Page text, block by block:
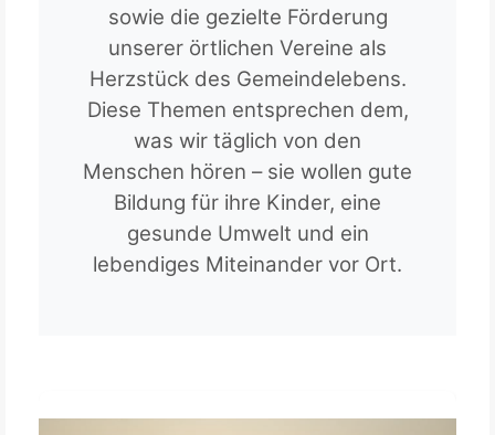
sowie die gezielte Förderung
unserer örtlichen Vereine als
Herzstück des Gemeindelebens.
Diese Themen entsprechen dem,
was wir täglich von den
Menschen hören – sie wollen gute
Bildung für ihre Kinder, eine
gesunde Umwelt und ein
lebendiges Miteinander vor Ort.